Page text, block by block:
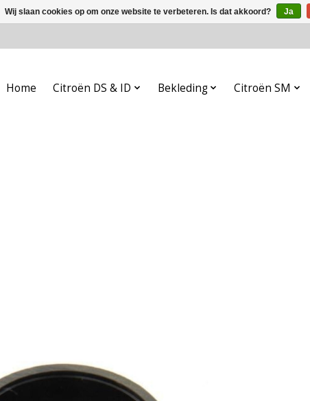
Home Citroën DS & ID Bekleding Citroën SM
Wij slaan cookies op om onze website te verbeteren. Is dat akkoord? Ja